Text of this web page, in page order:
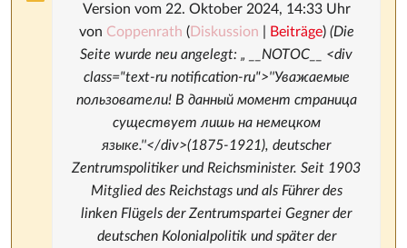
Version vom 22. Oktober 2024, 14:33 Uhr
von Coppenrath (Diskussion Beiträge) (Die
Seite wurde neu angelegt: „ __NOTOC__ <div
class="text-ru notification-ru">''Уважаемые
пользователи! В данный момент страница
существует лишь на немецком
языке.''</div>(1875-1921), deutscher
Zentrumspolitiker und Reichsminister. Seit 1903
Mitglied des Reichstags und als Führer des
linken Flügels der Zentrumspartei Gegner der
deutschen Kolonialpolitik und später der